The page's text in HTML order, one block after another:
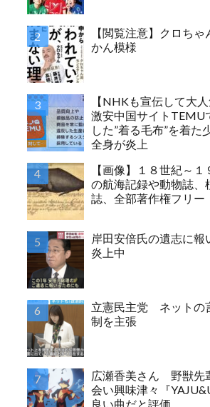
【閲覧注意】クロちゃ
かん模様
【NHKも宣伝して大人
激安中国サイトTEMU
した”着る毛布”を着た
全身が炎上
【画像】１８世紀～１
の航海記録や動物誌、
誌、全部著作権フリー
岸田安倍氏の遺志に報
炎上中
立憲民主党 ネットの
制を主張
広瀬香美さん 野獣先
会い興味津々『
良い曲だと評価